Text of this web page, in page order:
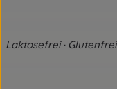
Laktosefrei · Glutenfrei